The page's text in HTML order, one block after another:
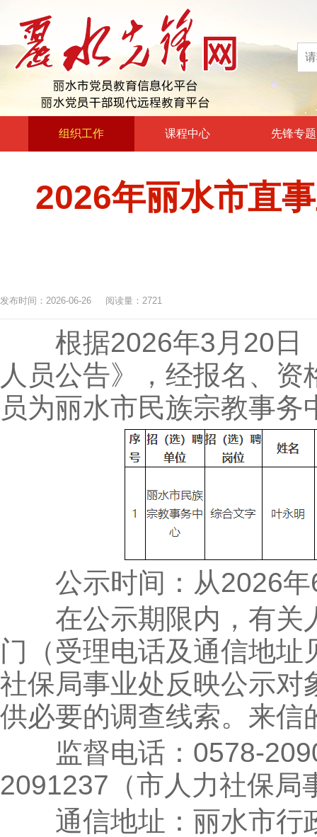
组织工作
领导动态
课程中心
政治教育和政治训练
形势政策教育
知识技能教育
先锋专题
2026年丽水市直
发布时间：2026-06-26 阅读量：2721
根据2026年3月20日《
人员公告》，经报名、
员为丽水市民族宗教事
公示时间：从2026年
在公示期限内，有关
门（受理电话及通信地
社保局事业处反映公示对
供必要的调查线索。来信
监督电话：0578-
2091237（市人力社保局
通信地址：丽水市行